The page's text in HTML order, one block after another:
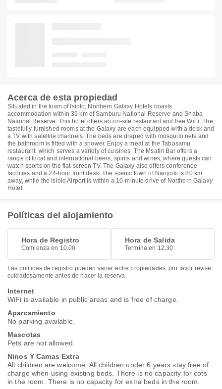
Acerca de esta propiedad
Situated in the town of Isiolo, Northern Galaxy Hotels boasts
accommodation within 39 km of Samburu National Reserve and Shaba
National Reserve. This hotel offers an on-site restaurant and free WiFi. The
tastefully furnished rooms at the Galaxy are each equipped with a desk and
a TV with satellite channels. The beds are draped with mosquito nets and
the bathroom is fitted with a shower. Enjoy a meal at the Tabasamu
restaurant, which serves a variety of cuisines. The Msafiri Bar offers a
range of local and international beers, spirits and wines, where guests can
watch sports on the flat-screen TV. The Galaxy also offers conference
facilities and a 24-hour front desk. The scenic town of Nanyuki is 80 km
away, while the Isiolo Airport is within a 10-minute drive of Northern Galaxy
Hotel.
Políticas del alojamiento
Hora de Registro
Comienza en 10.00
Hora de Salida
Termina en 12.30
Las políticas de registro pueden variar entre propiedades, por favor revise
cuidadosamente antes de hacer la reserva.
Internet
WiFi is available in public areas and is free of charge.
Aparcamiento
No parking available.
Mascotas
Pets are not allowed.
Ninos Y Camas Extra
All children are welcome. All children under 6 years stay free of
charge when using existing beds. There is no capacity for cots
in the room. There is no capacity for extra beds in the room.